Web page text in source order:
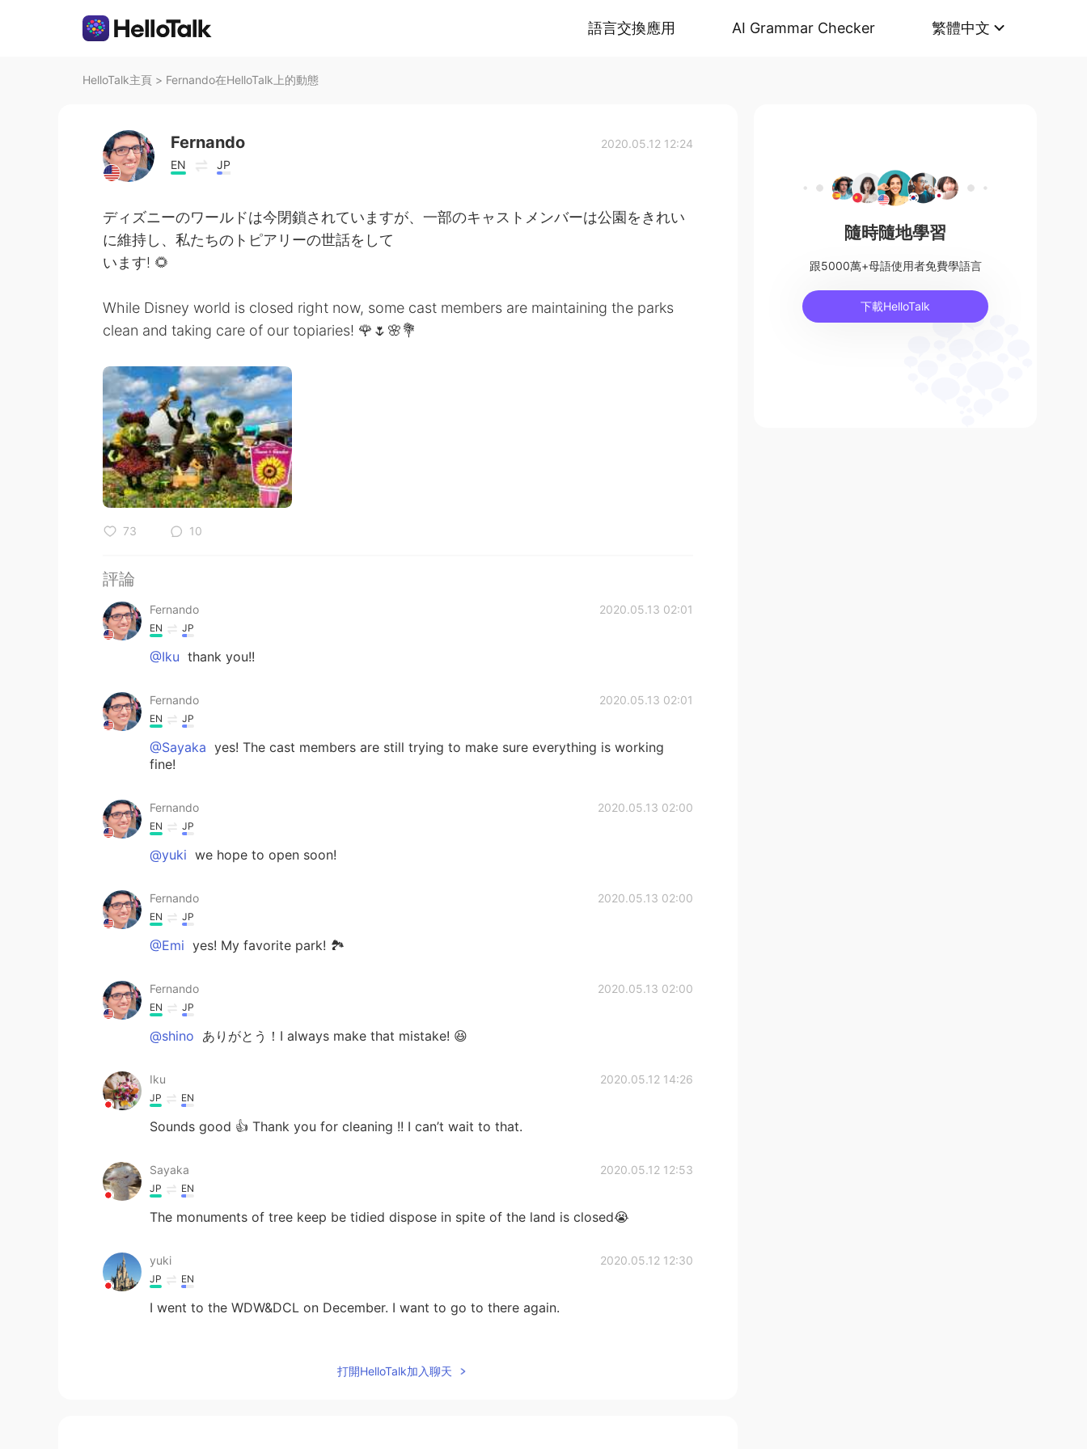
語言交換應用 AI Grammar Checker 繁體中文
HelloTalk主頁 > Fernando在HelloTalk上的動態
Fernando
EN JP
2020.05.12 12:24
ディズニーのワールドは今閉鎖されていますが、一部のキャストメンバーは公園をきれい
に維持し、私たちのトピアリーの世話をして
います! 🌻
While Disney world is closed right now, some cast members are maintaining the parks
clean and taking care of our topiaries! 🌹🌷🌸💐
73 10
評論
Fernando 2020.05.13 02:01
EN JP
@Iku thank you!!
Fernando 2020.05.13 02:01
EN JP
@Sayaka yes! The cast members are still trying to make sure everything is working
fine!
Fernando 2020.05.13 02:00
EN JP
@yuki we hope to open soon!
Fernando 2020.05.13 02:00
EN JP
@Emi yes! My favorite park! 🏞️
Fernando 2020.05.13 02:00
EN JP
@shino ありがとう！I always make that mistake! 😆
Iku 2020.05.12 14:26
JP EN
Sounds good 👍 Thank you for cleaning !! I can’t wait to that.
Sayaka 2020.05.12 12:53
JP EN
The monuments of tree keep be tidied dispose in spite of the land is closed😭
yuki 2020.05.12 12:30
JP EN
I went to the WDW&DCL on December. I want to go to there again.
打開HelloTalk加入聊天
隨時隨地學習
跟5000萬+母語使用者免費學語言
下載HelloTalk